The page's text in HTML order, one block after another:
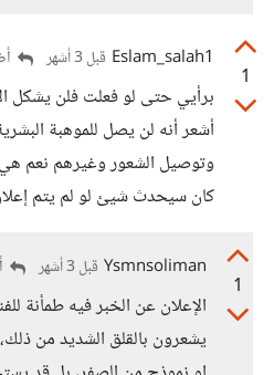
1
Eslam_salah1 قبل 3 أشهر
برأيي حتى لو فعلت فلن يشكل
أشعر أنه لن يصل للموهبة
وتوصيل الشعور وغيرهم نعم
كان سيحدث شيئ لو لم يتم
1
Ysmnsoliman قبل 3 أشهر
الإعلان عن الخبر فيه طمأنة
يشعرون بالقلق الشديد من